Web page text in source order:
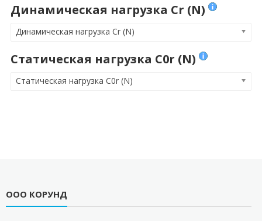
Динамическая нагрузка Cr (N)
Динамическая нагрузка Cr (N)
Статическая нагрузка C0r (N)
Статическая нагрузка C0r (N)
ООО КОРУНД